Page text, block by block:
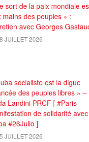
sort de la paix mondiale
mains des peuples » :
avec Georges
JUILLET 2026
socialiste est la digue
des peuples libres » –
Landini PRCF [ #Paris
de solidarité avec
#26Julio ]
JUILLET 2026